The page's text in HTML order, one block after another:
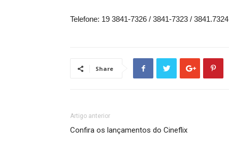
Telefone: 19 3841-7326 / 3841-7323 / 3841.7324
Share
Artigo anterior
Confira os lançamentos do Cineflix